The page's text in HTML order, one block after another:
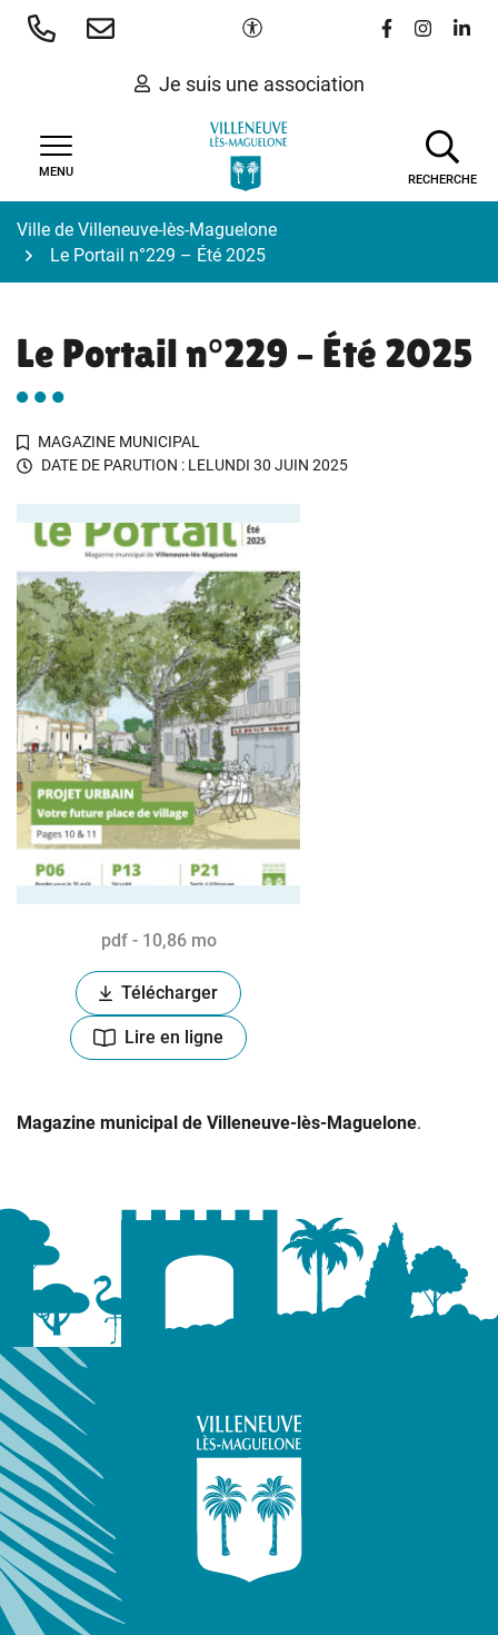
Aller
Paramètres d'accessibilité
Lien vers le
Lien vers
Lien
Je suis une association
MENU
RECHERCHE
Ville de Villeneuve-lès-Maguelone
Le Portail n°229 – Été 2025
Le Portail n°229 – Été 2025
MAGAZINE MUNICIPAL
DATE DE PARUTION : LELUNDI 30 JUIN 2025
pdf - 10,86 mo
Télécharger
Lire en ligne
Magazine municipal de Villeneuve-lès-Maguelone.